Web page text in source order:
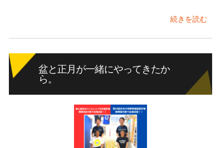
続きを読む
盆と正月が一緒にやってきたか
ら。